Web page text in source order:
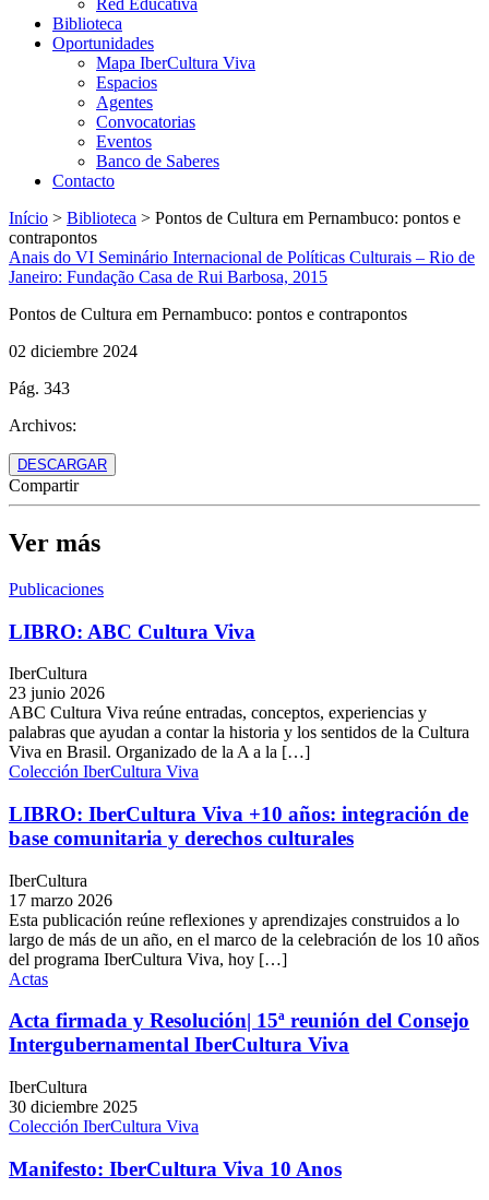
Red Educativa
Biblioteca
Oportunidades
Mapa IberCultura Viva
Espacios
Agentes
Convocatorias
Eventos
Banco de Saberes
Contacto
Início > Biblioteca > Pontos de Cultura em Pernambuco: pontos e
contrapontos
Anais do VI Seminário Internacional de Políticas Culturais – Rio de
Janeiro: Fundação Casa de Rui Barbosa, 2015
Pontos de Cultura em Pernambuco: pontos e contrapontos
02 diciembre 2024
Pág. 343
Archivos:
DESCARGAR
Compartir
Ver más
Publicaciones
LIBRO: ABC Cultura Viva
IberCultura
23 junio 2026
ABC Cultura Viva reúne entradas, conceptos, experiencias y
palabras que ayudan a contar la historia y los sentidos de la Cultura
Viva en Brasil. Organizado de la A a la […]
Colección IberCultura Viva
LIBRO: IberCultura Viva +10 años: integración de
base comunitaria y derechos culturales
IberCultura
17 marzo 2026
Esta publicación reúne reflexiones y aprendizajes construidos a lo
largo de más de un año, en el marco de la celebración de los 10 años
del programa IberCultura Viva, hoy […]
Actas
Acta firmada y Resolución| 15ª reunión del Consejo
Intergubernamental IberCultura Viva
IberCultura
30 diciembre 2025
Colección IberCultura Viva
Manifesto: IberCultura Viva 10 Anos